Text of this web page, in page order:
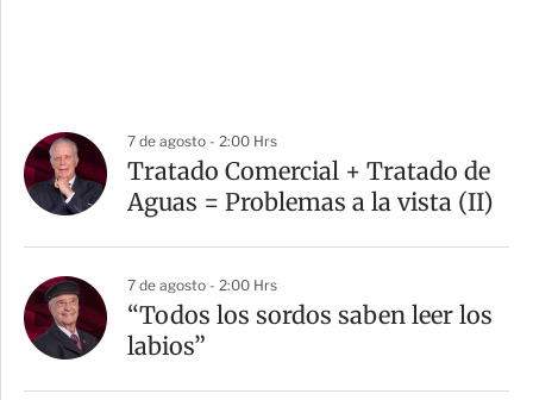
7 de agosto - 2:00 Hrs
Tratado Comercial + Tratado de
Aguas = Problemas a la vista (II)
7 de agosto - 2:00 Hrs
“Todos los sordos saben leer los
labios”